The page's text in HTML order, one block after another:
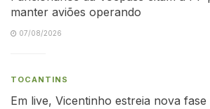
manter aviões operando
07/08/2026
TOCANTINS
Em live, Vicentinho estreia nova